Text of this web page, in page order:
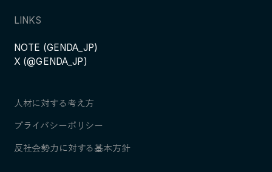
LINKS
NOTE (GENDA_JP)
X (@GENDA_JP)
人材に対する考え方
プライバシーポリシー
反社会勢力に対する基本方針